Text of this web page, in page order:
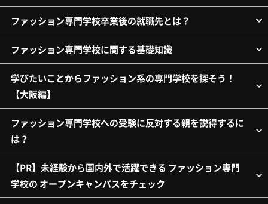
ファッション専門学校卒業後の就職先とは？
ファッション専門学校に関する基礎知識
学びたいことからファッション系の専門学校を探そう！
【大阪編】
ファッション専門学校への受験に反対する親を説得するに
は？
【PR】未経験から国内外で活躍できる ファッション専門
学校の オープンキャンパスをチェック